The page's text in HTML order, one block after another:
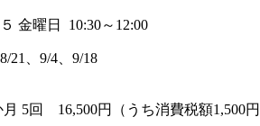
金曜日 10:30～12:00
21、9/4、9/18
月 5回 16,500円（うち消費税額1,500